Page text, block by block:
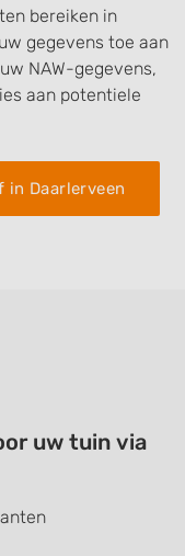
bereiken in
gegevens toe aan
NAW-gegevens,
aan potentiele
in Daarlerveen
uw tuin via